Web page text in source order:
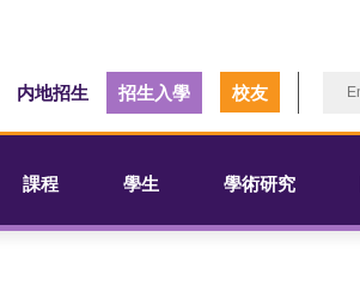
内地招生 招生入學 校友
課程 學生 學術研究